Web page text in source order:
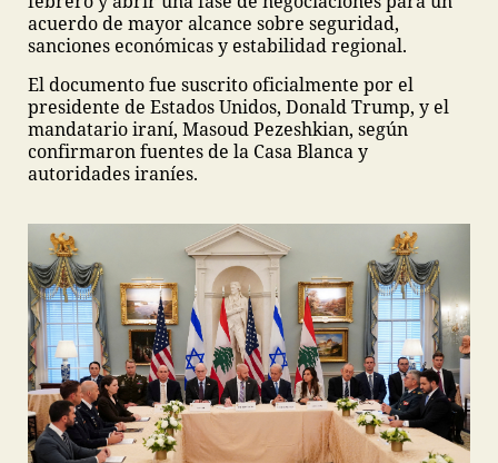
acuerdo de mayor alcance sobre seguridad,
sanciones económicas y estabilidad regional.
El documento fue suscrito oficialmente por el
presidente de Estados Unidos, Donald Trump, y el
mandatario iraní, Masoud Pezeshkian, según
confirmaron fuentes de la Casa Blanca y
autoridades iraníes.